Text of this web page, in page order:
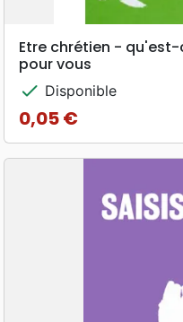
Etre chrétien -
pour vous
check Disponible
Prix
0,05 €